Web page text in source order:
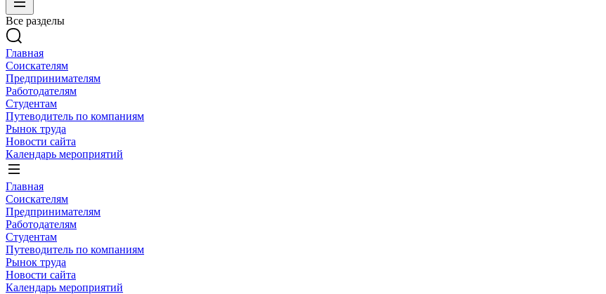
Все разделы
Главная
Соискателям
Предпринимателям
Работодателям
Студентам
Путеводитель по компаниям
Рынок труда
Новости сайта
Календарь мероприятий
Главная
Соискателям
Предпринимателям
Работодателям
Студентам
Путеводитель по компаниям
Рынок труда
Новости сайта
Календарь мероприятий